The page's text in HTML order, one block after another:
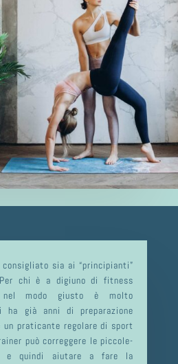
sia ai “principianti”
chi è a digiuno di fitness
nel modo giusto è molto
ha già anni di preparazione
praticante regolare di sport
può correggere le piccole-
e quindi aiutare a fare la